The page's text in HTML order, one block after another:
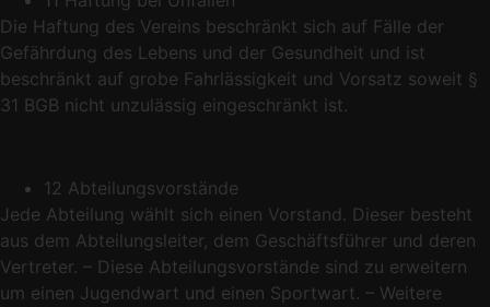
Die Haftung des Vereins beschränkt sich auf Fälle der
Gefährdung des Lebens und der Gesundheit und ist
beschränkt auf grobe Fahrlässigkeit und Vorsatz soweit §
31 BGB nicht unzulässig eingeschränkt ist.
12 Abteilungsvorstände
Jede Abteilung wählt sich einen Vorstand. Dieser besteht
aus dem Abteilungsleiter, dem Geschäftsführer und deren
Vertreter. – Diese Abteilungsvorstände sind zu erweitern
um einen Jugendwart und einen Sportwart. – Weitere